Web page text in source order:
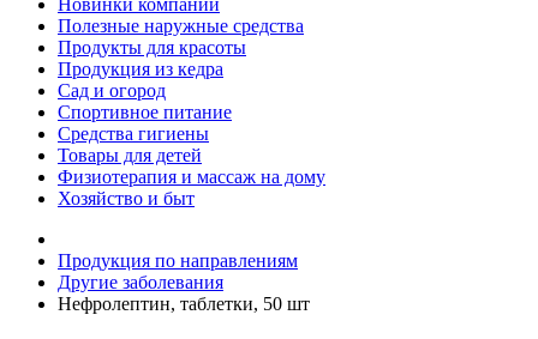
Новинки компании
Полезные наружные средства
Продукты для красоты
Продукция из кедра
Сад и огород
Спортивное питание
Средства гигиены
Товары для детей
Физиотерапия и массаж на дому
Хозяйство и быт
Продукция по направлениям
Другие заболевания
Нефролептин, таблетки, 50 шт